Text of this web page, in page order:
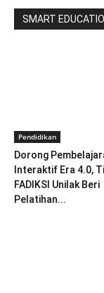
SMART
Pendidikan
Dorong
Interaktif Era 4.0,
FADIKSI Unilak Beri
Pelatihan...